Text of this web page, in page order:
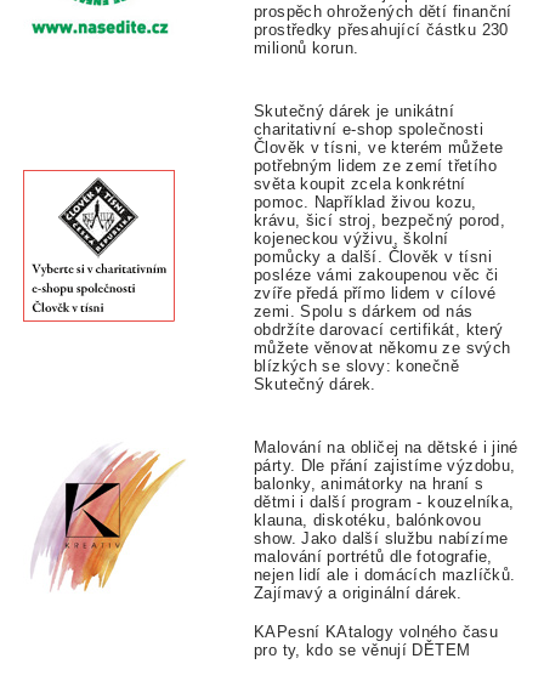
prospěch ohrožených dětí finanční
prostředky přesahující částku 230
milionů korun.
Skutečný dárek je unikátní
charitativní e-shop společnosti
Člověk v tísni, ve kterém můžete
potřebným lidem ze zemí třetího
světa koupit zcela konkrétní
pomoc. Například živou kozu,
krávu, šicí stroj, bezpečný porod,
kojeneckou výživu, školní
pomůcky a další. Člověk v tísni
posléze vámi zakoupenou věc či
zvíře předá přímo lidem v cílové
zemi. Spolu s dárkem od nás
obdržíte darovací certifikát, který
můžete věnovat někomu ze svých
blízkých se slovy: konečně
Skutečný dárek.
Malování na obličej na dětské i jiné
párty. Dle přání zajistíme výzdobu,
balonky, animátorky na hraní s
dětmi i další program - kouzelníka,
klauna, diskotéku, balónkovou
show. Jako další službu nabízíme
malování portrétů dle fotografie,
nejen lidí ale i domácích mazlíčků.
Zajímavý a originální dárek.
KAPesní KAtalogy volného času
pro ty, kdo se věnují DĚTEM